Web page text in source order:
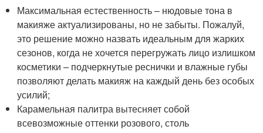
Максимальная естественность – нюдовые тона в
макияже актуализированы, но не забыты. Пожалуй,
это решение можно назвать идеальным для жарких
сезонов, когда не хочется перегружать лицо излишком
косметики – подчеркнутые реснички и влажные губы
позволяют делать макияж на каждый день без особых
усилий;
Карамельная палитра вытесняет собой
всевозможные оттенки розового, столь